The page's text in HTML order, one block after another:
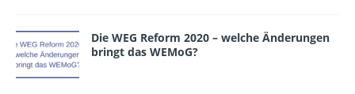
Die WEG Reform 2020 – welche Änderungen
bringt das WEMoG?